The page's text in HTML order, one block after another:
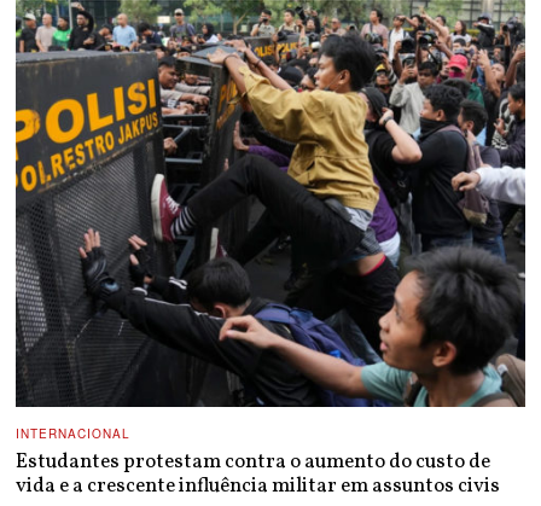
INTERNACIONAL
Estudantes protestam contra o aumento do custo de
vida e a crescente influência militar em assuntos civis